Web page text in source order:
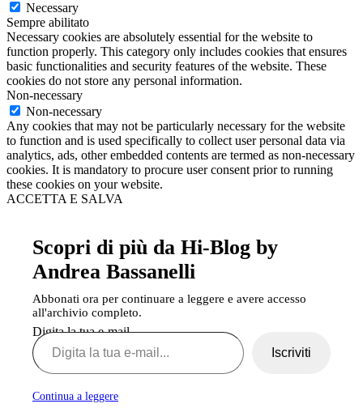
Necessary
Sempre abilitato
Necessary cookies are absolutely essential for the website to
function properly. This category only includes cookies that ensures
basic functionalities and security features of the website. These
cookies do not store any personal information.
Non-necessary
Non-necessary
Any cookies that may not be particularly necessary for the website
to function and is used specifically to collect user personal data via
analytics, ads, other embedded contents are termed as non-necessary
cookies. It is mandatory to procure user consent prior to running
these cookies on your website.
ACCETTA E SALVA
Scopri di più da Hi-Blog by
Andrea Bassanelli
Abbonati ora per continuare a leggere e avere accesso
all'archivio completo.
Digita la tua e-mail...
Iscriviti
Continua a leggere